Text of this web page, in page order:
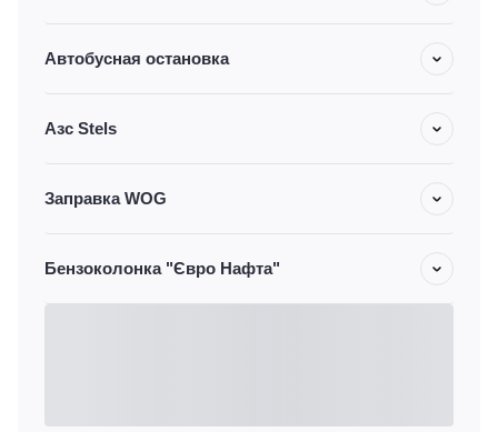
Автобусная остановка
Азс Stels
Заправка WOG
Бензоколонка "Євро Нафта"